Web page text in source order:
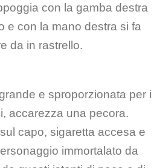
con la gamba destra
e con la mano destra si fa
da in rastrello.
e sproporzionata per i
accarezza una pecora.
capo, sigaretta accesa e
immortalato da